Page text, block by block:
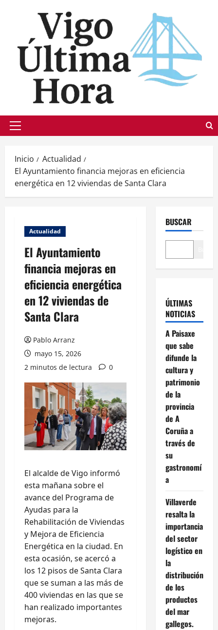
Menú
Inicio
Actualidad
El Ayuntamiento financia mejoras en eficiencia
energética en 12 viviendas de Santa Clara
Actualidad
El Ayuntamiento
financia mejoras en
eficiencia energética
en 12 viviendas de
Santa Clara
Pablo Arranz
mayo 15, 2026
2 minutos de lectura
0
El alcalde de Vigo informó
esta mañana sobre el
avance del Programa de
Ayudas para la
Rehabilitación de Viviendas
y Mejora de Eficiencia
Energética en la ciudad. En
esta ocasión, se acercó a
los 12 pisos de Santa Clara
que se suman a las más de
400 viviendas en las que se
han realizado importantes
mejoras.
BUSCAR
ÚLTIMAS
NOTICIAS
A Paisaxe
que sabe
difunde la
cultura y
patrimonio
de la
provincia
de A
Coruña a
través de
su
gastronomí
a
Villaverde
resalta la
importancia
del sector
logístico en
la
distribución
de los
productos
del mar
gallegos.